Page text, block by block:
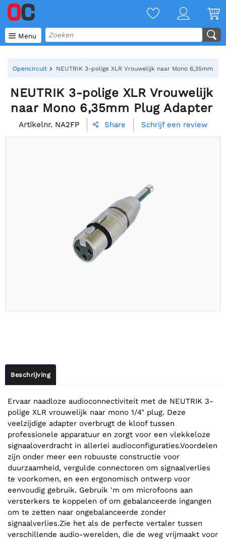
 Menu
Opencircuit NEUTRIK 3-polige XLR Vrouwelijk naar Mono 6,35mm
NEUTRIK 3-polige XLR Vrouwelijk
naar Mono 6,35mm Plug Adapter
Artikelnr. NA2FP  Share Schrijf een review
Beschrijving
Ervaar naadloze audioconnectiviteit met de NEUTRIK 3-
polige XLR vrouwelijk naar mono 1/4" plug. Deze
veelzijdige adapter overbrugt de kloof tussen
professionele apparatuur en zorgt voor een vlekkeloze
signaaloverdracht in allerlei audioconfiguraties.Voordelen
zijn onder meer een robuuste constructie voor
duurzaamheid, vergulde connectoren om signaalverlies
te voorkomen, en een ergonomisch ontwerp voor
eenvoudig gebruik. Gebruik 'm om microfoons aan
versterkers te koppelen of om gebalanceerde ingangen
om te zetten naar ongebalanceerde zonder
signaalverlies.Zie het als de perfecte vertaler tussen
verschillende audio-werelden, die de weg vrijmaakt voor